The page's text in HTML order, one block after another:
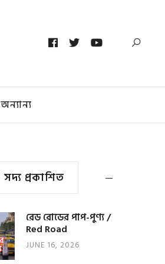
অন্যান্য
সদ্য প্রকাশিত
রেড রোডের পাপ-পুণ্য /
Red Road
JUNE 16, 2026